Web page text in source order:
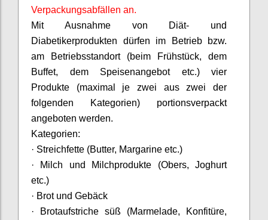
Verpackungsabfällen an.
Mit Ausnahme von Diät- und
Diabetikerprodukten dürfen im Betrieb bzw.
am Betriebsstandort (beim Frühstück, dem
Buffet, dem Speisenangebot etc.) vier
Produkte (maximal je zwei aus zwei der
folgenden Kategorien) portionsverpackt
angeboten werden.
Kategorien:
· Streichfette (Butter, Margarine etc.)
· Milch und Milchprodukte (Obers, Joghurt
etc.)
· Brot und Gebäck
· Brotaufstriche süß (Marmelade, Konfitüre,